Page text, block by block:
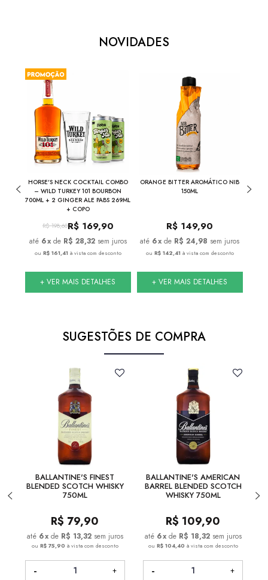
NOVIDADES
HORSE'S NECK COCKTAIL COMBO
– WILD TURKEY 101 BOURBON
700ML + 2 GINGER ALE PABS 269ML
+ COPO
R$ 198,60R$ 169,90
6x de R$ 28,32 sem juros
ou R$ 161,41 à vista com desconto
+ VER MAIS DETALHES
ORANGE BITTER AROMÁTICO NIB
150ML
R$ 149,90
6x de R$ 24,98 sem juros
ou R$ 142,41 à vista com desconto
+ VER MAIS DETALHES
SUGESTÕES DE COMPRA
BALLANTINE'S FINEST
BLENDED SCOTCH WHISKY
750ML
R$ 79,90
6x de R$ 13,32 sem juros
ou R$ 75,90 à vista com desconto
BALLANTINE'S AMERICAN
BARREL BLENDED SCOTCH
WHISKY 750ML
R$ 109,90
6x de R$ 18,32 sem juros
ou R$ 104,40 à vista com desconto